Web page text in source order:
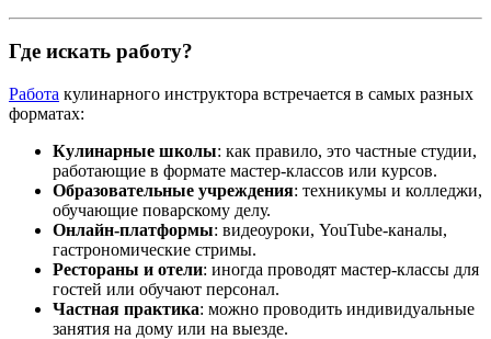
Где искать работу?
Работа кулинарного инструктора встречается в самых разных
форматах:
Кулинарные школы: как правило, это частные студии,
работающие в формате мастер-классов или курсов.
Образовательные учреждения: техникумы и колледжи,
обучающие поварскому делу.
Онлайн-платформы: видеоуроки, YouTube-каналы,
гастрономические стримы.
Рестораны и отели: иногда проводят мастер-классы для
гостей или обучают персонал.
Частная практика: можно проводить индивидуальные
занятия на дому или на выезде.